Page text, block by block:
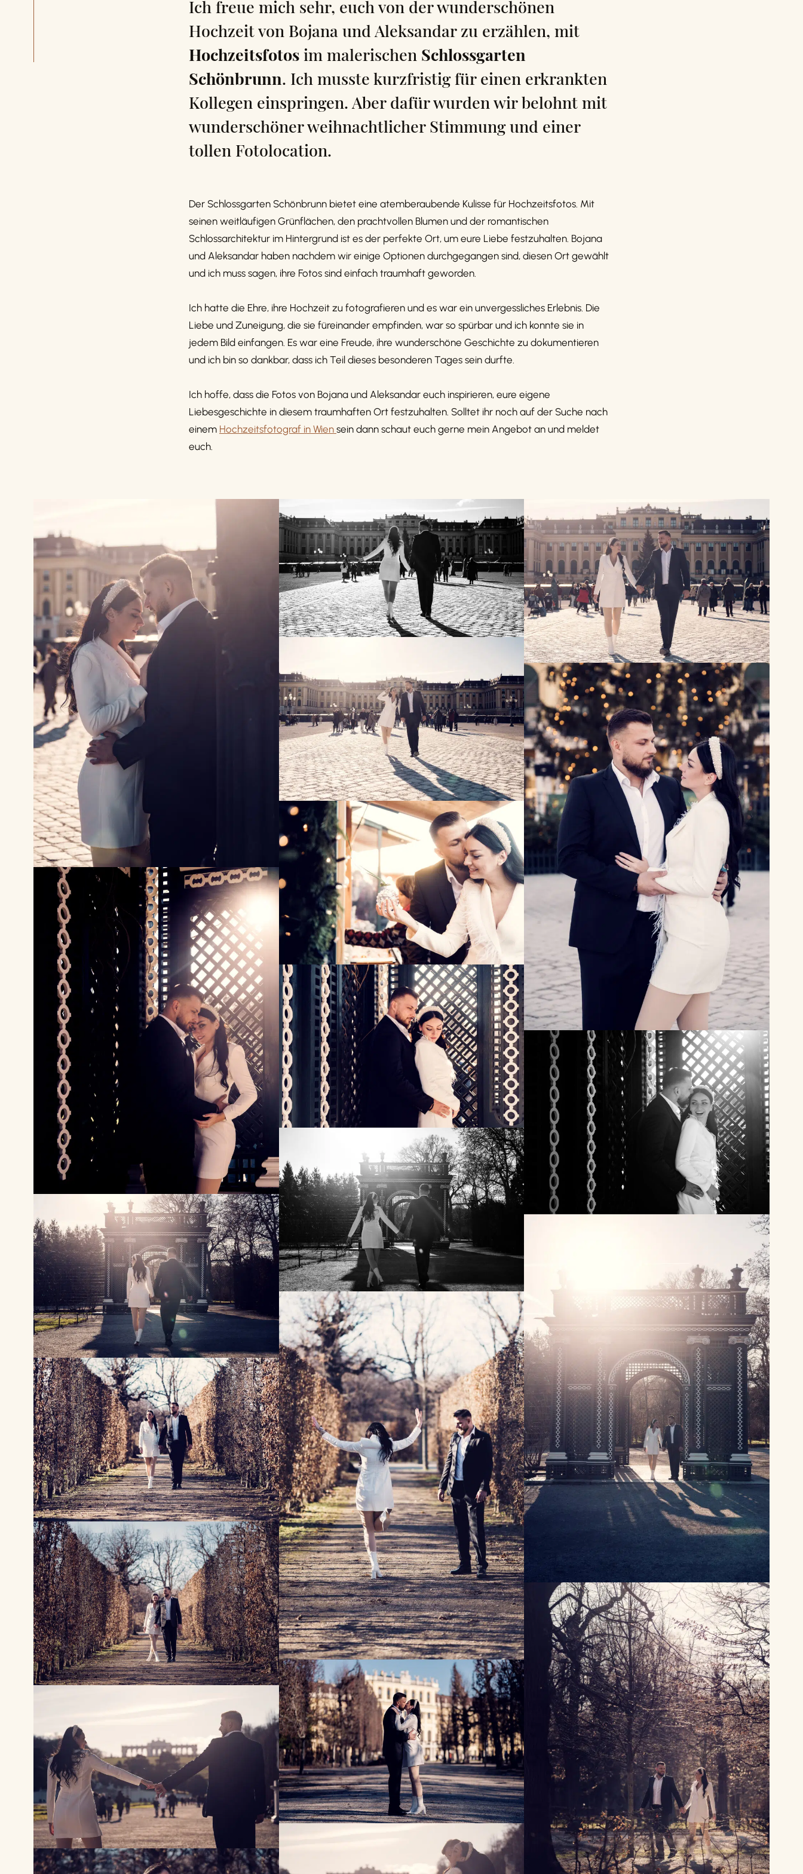
Ich freue mich sehr, euch von der wunderschönen
Hochzeit von Bojana und Aleksandar zu erzählen, mit
Hochzeitsfotosim malerischen Schlossgarten
Schönbrunn. Ich musste kurzfristig für einen erkrankten
Kollegen einspringen. Aber dafür wurden wir belohnt mit
wunderschöner weihnachtlicher Stimmung und einer
tollen Fotolocation.
Der Schlossgarten Schönbrunn bietet eine atemberaubende Kulisse für Hochzeitsfotos. Mit
seinen weitläufigen Grünflächen, den prachtvollen Blumen und der romantischen
Schlossarchitektur im Hintergrund ist es der perfekte Ort, um eure Liebe festzuhalten. Bojana
und Aleksandar haben nachdem wir einige Optionen durchgegangen sind, diesen Ort gewählt
und ich muss sagen, ihre Fotos sind einfach traumhaft geworden.
Ich hatte die Ehre, ihre Hochzeit zu fotografieren und es war ein unvergessliches Erlebnis. Die
Liebe und Zuneigung, die sie füreinander empfinden, war so spürbar und ich konnte sie in
jedem Bild einfangen. Es war eine Freude, ihre wunderschöne Geschichte zu dokumentieren
und ich bin so dankbar, dass ich Teil dieses besonderen Tages sein durfte.
Ich hoffe, dass die Fotos von Bojana und Aleksandar euch inspirieren, eure eigene
Liebesgeschichte in diesem traumhaften Ort festzuhalten. Solltet ihr noch auf der Suche nach
einem Hochzeitsfotograf in Wien sein dann schaut euch gerne mein Angebot an und meldet
euch.